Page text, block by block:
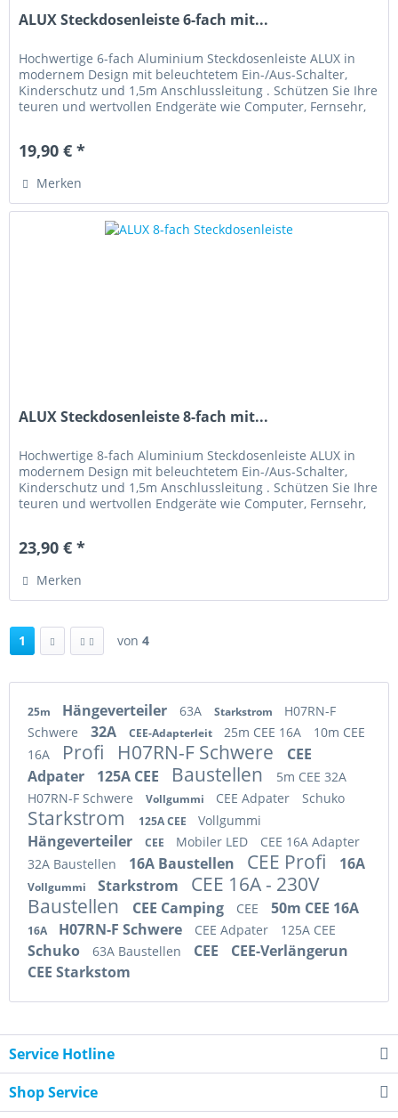
ALUX Steckdosenleiste 6-fach mit...
Hochwertige 6-fach Aluminium Steckdosenleiste ALUX in
modernem Design mit beleuchtetem Ein-/Aus-Schalter,
Kinderschutz und 1,5m Anschlussleitung . Schützen Sie Ihre
teuren und wertvollen Endgeräte wie Computer, Fernsehr,
19,90 € *
Merken
ALUX Steckdosenleiste 8-fach mit...
Hochwertige 8-fach Aluminium Steckdosenleiste ALUX in
modernem Design mit beleuchtetem Ein-/Aus-Schalter,
Kinderschutz und 1,5m Anschlussleitung . Schützen Sie Ihre
teuren und wertvollen Endgeräte wie Computer, Fernsehr,
23,90 € *
Merken
1 von 4
25m Hängeverteiler 63A Starkstrom
H07RN-F
Schwere
32A CEE-Adapterleit 25m CEE 16A
10m CEE
16A
Profi H07RN-F Schwere
CEE
Adpater
125A CEE Baustellen
5m CEE 32A
H07RN-F Schwere
Vollgummi CEE Adpater Schuko
Starkstrom 125A CEE Vollgummi
Hängeverteiler CEE Mobiler LED
CEE 16A Adapter
32A Baustellen
16A Baustellen CEE Profi 16A
Vollgummi Starkstrom
CEE 16A - 230V
Baustellen
CEE Camping CEE 50m CEE 16A
16A H07RN-F Schwere CEE Adpater 125A CEE
Schuko 63A Baustellen CEE
CEE-Verlängerun
CEE Starkstom
Service Hotline
Shop Service